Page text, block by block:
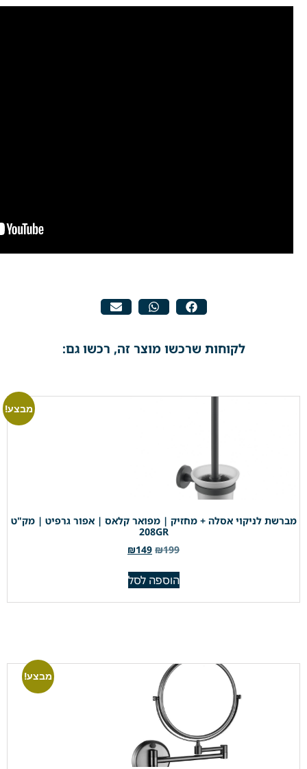
לקוחות שרכשו מוצר זה, רכשו גם:
מבצע!
מברשת לניקוי אסלה + מחזיק | מפואר קלאס | אפור גרפיט | מק"ט
208GR
₪199
₪149
הוספה לסל
מבצע!